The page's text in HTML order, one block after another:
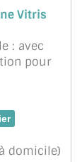
Vitris
: avec
pour
domicile)